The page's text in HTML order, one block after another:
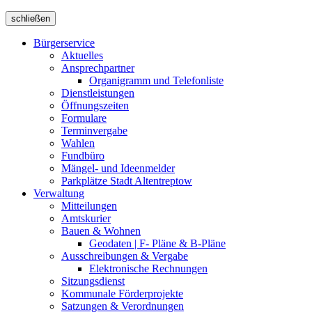
schließen
Bürgerservice
Aktuelles
Ansprechpartner
Organigramm und Telefonliste
Dienstleistungen
Öffnungszeiten
Formulare
Terminvergabe
Wahlen
Fundbüro
Mängel- und Ideenmelder
Parkplätze Stadt Altentreptow
Verwaltung
Mitteilungen
Amtskurier
Bauen & Wohnen
Geodaten | F- Pläne & B-Pläne
Ausschreibungen & Vergabe
Elektronische Rechnungen
Sitzungsdienst
Kommunale Förderprojekte
Satzungen & Verordnungen